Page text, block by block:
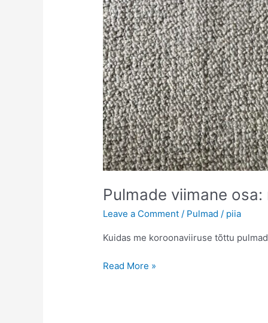
Pulmade viimane
Leave a Comment / Pulmad / piia
Kuidas me koroonaviiruse tõttu
Pulmade
Read More »